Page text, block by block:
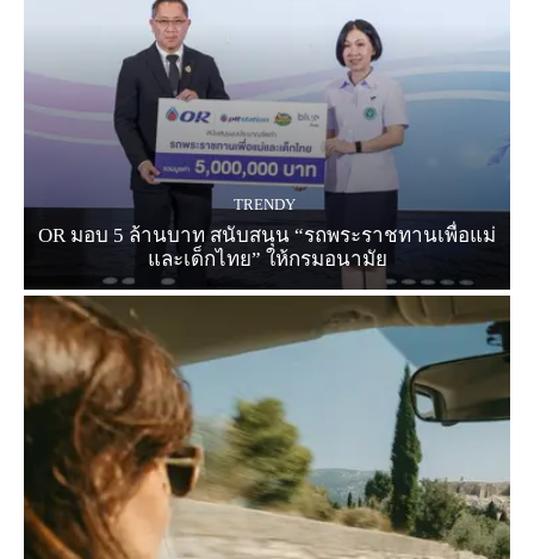
TRENDY
OR มอบ 5 ล้านบาท สนับสนุน “รถพระราชทานเพื่อแม่
และเด็กไทย” ให้กรมอนามัย